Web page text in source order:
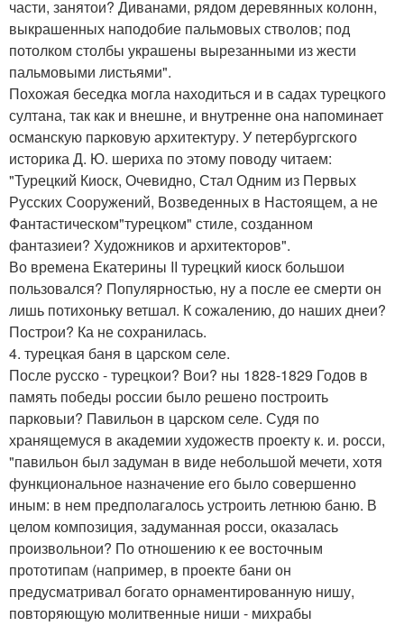
части, занятои? Диванами, рядом деревянных колонн,
выкрашенных наподобие пальмовых стволов; под
потолком столбы украшены вырезанными из жести
пальмовыми листьями".
Похожая беседка могла находиться и в садах турецкого
султана, так как и внешне, и внутренне она напоминает
османскую парковую архитектуру. У петербургского
историка Д. Ю. шериха по этому поводу читаем:
"Турецкий Киоск, Очевидно, Стал Одним из Первых
Русских Сооружений, Возведенных в Настоящем, а не
Фантастическом"турецком" стиле, созданном
фантазиеи? Художников и архитекторов".
Во времена Екатерины II турецкий киоск большои
пользовался? Популярностью, ну а после ее смерти он
лишь потихоньку ветшал. К сожалению, до наших днеи?
Построи? Ка не сохранилась.
4. турецкая баня в царском селе.
После русско - турецкои? Вои? ны 1828-1829 Годов в
память победы россии было решено построить
парковыи? Павильон в царском селе. Судя по
хранящемуся в академии художеств проекту к. и. росси,
"павильон был задуман в виде небольшой мечети, хотя
функциональное назначение его было совершенно
иным: в нем предполагалось устроить летнюю баню. В
целом композиция, задуманная росси, оказалась
произвольнои? По отношению к ее восточным
прототипам (например, в проекте бани он
предусматривал богато орнаментированную нишу,
повторяющую молитвенные ниши - михрабы